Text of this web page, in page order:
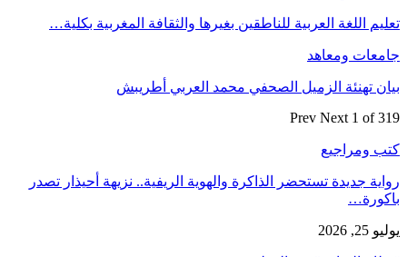
تعليم اللغة العربية للناطقين بغيرها والثقافة المغربية بكلية…
جامعات ومعاهد
بيان تهنئة الزميل الصحفي محمد العربي أطريبش
Prev Next 1 of 319
كتب ومراجيع
رواية جديدة تستحضر الذاكرة والهوية الريفية.. نزيهة أحيذار تصدر
باكورة…
يوليو 25, 2026